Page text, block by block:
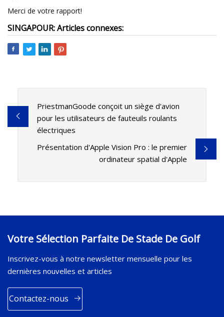
Merci de votre rapport!
SINGAPOUR: Articles connexes:
PriestmanGoode conçoit un siège d'avion
pour les utilisateurs de fauteuils roulants
électriques
Présentation d'Apple Vision Pro : le premier
ordinateur spatial d'Apple
Votre Sélection Parfaite De Stade De Golf
Inscrivez-vous à notre newsletter mensuelle pour les
dernières nouvelles et articles
Contactez-nous